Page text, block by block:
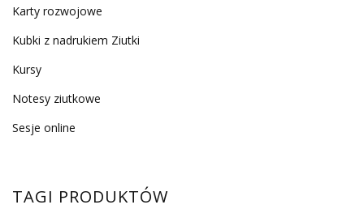
Karty rozwojowe
Kubki z nadrukiem Ziutki
Kursy
Notesy ziutkowe
Sesje online
TAGI PRODUKTÓW